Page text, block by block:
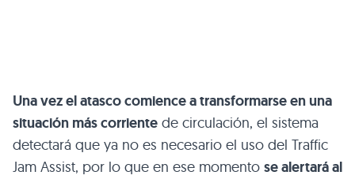
Una vez el atasco comience a transformarse en una
situación más corriente de circulación, el sistema
detectará que ya no es necesario el uso del Traffic
Jam Assist, por lo que en ese momento se alertará al